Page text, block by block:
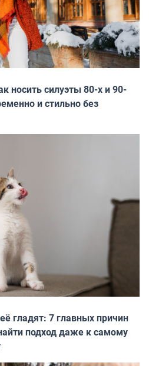
носить силуэты 80-х и 90-
и стильно без
гладят: 7 главных причин
подход даже к самому